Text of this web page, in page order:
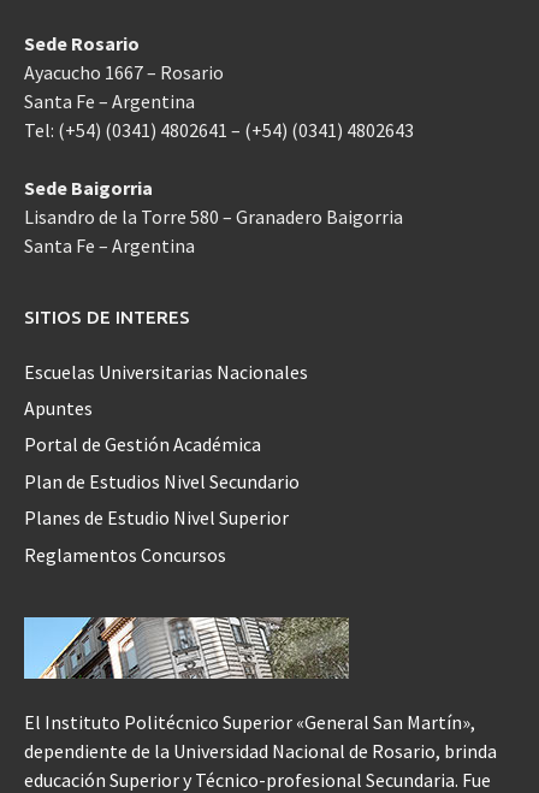
Sede Rosario
Ayacucho 1667 – Rosario
Santa Fe – Argentina
Tel: (+54) (0341) 4802641 – (+54) (0341) 4802643
Sede Baigorria
Lisandro de la Torre 580 – Granadero Baigorria
Santa Fe – Argentina
SITIOS DE INTERES
Escuelas Universitarias Nacionales
Apuntes
Portal de Gestión Académica
Plan de Estudios Nivel Secundario
Planes de Estudio Nivel Superior
Reglamentos Concursos
El Instituto Politécnico Superior «General San Martín»,
dependiente de la Universidad Nacional de Rosario, brinda
educación Superior y Técnico-profesional Secundaria. Fue